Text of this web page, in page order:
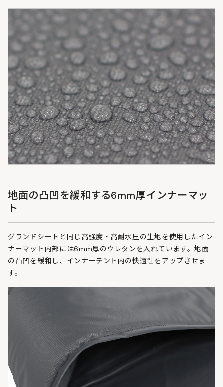
地面の凸凹を緩和する6mm厚インナーマッ
ト
グランドシートと同じ高強度・高耐水圧の生地を使用したイン
ナーマット内部には6mm厚のウレタンを入れています。地面
の凸凹を緩和し、インナーテント内の快適性をアップさせま
す。